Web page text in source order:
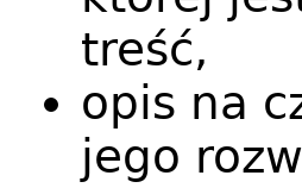
treść,
opis na
jego